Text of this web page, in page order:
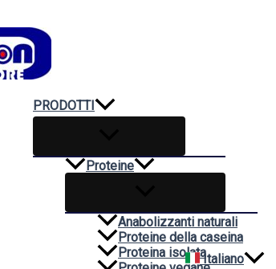
PRODOTTI
Proteine
Anabolizzanti naturali
Proteine della caseina
Proteina isolataItaliano